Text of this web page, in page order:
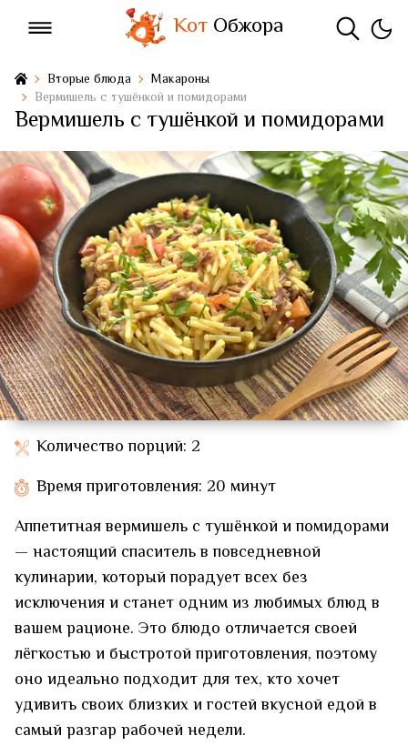
КотОбжора
Вторые блюда
Макароны
Вермишель с тушёнкой и помидорами
Вермишель с тушёнкой и помидорами
Количество порций: 2
Время приготовления: 20 минут
Аппетитная вермишель с тушёнкой и помидорами
— настоящий спаситель в повседневной
кулинарии, который порадует всех без
исключения и станет одним из любимых блюд в
вашем рационе. Это блюдо отличается своей
лёгкостью и быстротой приготовления, поэтому
оно идеально подходит для тех, кто хочет
удивить своих близких и гостей вкусной едой в
самый разгар рабочей недели.